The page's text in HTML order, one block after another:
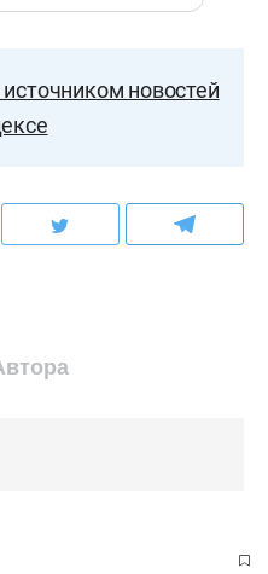
новостей